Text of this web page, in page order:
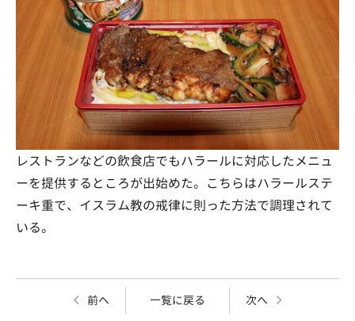
レストランなどの飲食店でもハラールに対応したメニュ
ーを提供するところが出始めた。こちらはハラールステ
ーキ重で、イスラム教の戒律に則った方法で調理されて
いる。
前へ 一覧に戻る 次へ